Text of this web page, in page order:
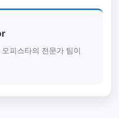
피스타의 전문가 팀이